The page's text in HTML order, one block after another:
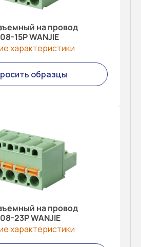
на провод
15P WANJIE
характеристики
образцы
на провод
23P WANJIE
характеристики